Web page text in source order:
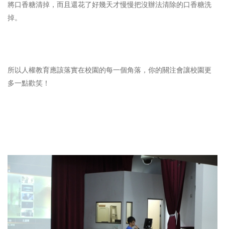
將口香糖清掉，而且還花了好幾天才慢慢把沒辦法清除的口香糖洗
掉。
所以人權教育應該落實在校園的每一個角落，你的關注會讓校園更
多一點歡笑！